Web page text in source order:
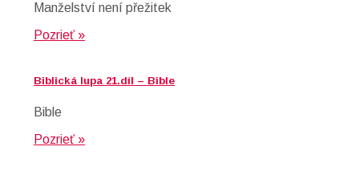
Manželství není přežitek
Pozrieť »
Biblická lupa 21.díl – Bible
Bible
Pozrieť »